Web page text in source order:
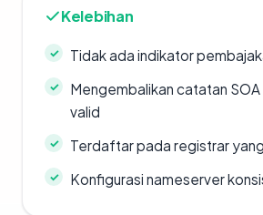
Kelebihan
Tidak ada indikator
Mengembalikan catatan SOA
valid
Terdaftar pada registrar
Konfigurasi nameserver